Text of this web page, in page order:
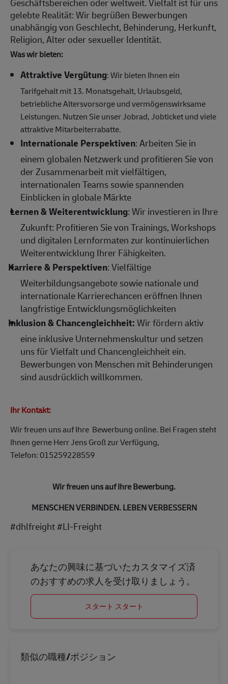
gelebte Realität: Wir begrüßen Bewerbungen
unabhängig von Geschlecht, Behinderung, Herkunft,
Religion, Alter oder sexueller Identität.
Was wir bieten:
Attraktive Vergütung: Wir bieten Ihnen ein
Tarifgehalt mit 13. Monatsgehalt, Urlaubsgeld,
betriebliche Altersvorsorge und vermögenswirksame
Leistungen. Nutzen Sie unser Jobrad, Jobticket und viele
attraktive Mitarbeiterrabatte.
Internationale Perspektiven: Arbeiten Sie in
einem globalen Netzwerk und profitieren Sie von
der Zusammenarbeit mit vielfältigen,
internationalen Teams sowie spannenden
Einblicken in globale Märkte
Lernen & Weiterentwicklung: Wir investieren in Ihre
Zukunft: Profitieren Sie von Trainings, Workshops
und digitalen Lernformaten zur kontinuierlichen
Weiterentwicklung Ihrer Fähigkeiten.
Karriere & Perspektiven: Vielfältige
Weiterbildungsangebote sowie nationale und
internationale Karrierechancen eröffnen Ihnen
langfristige Entwicklungsmöglichkeiten
Inklusion & Chancengleichheit:Wir fördern aktiv
eine inklusive Unternehmenskultur und setzen
uns für Vielfalt und Chancengleichheit ein.
Bewerbungen von Menschen mit Behinderungen
sind ausdrücklich willkommen.
Ihr Kontakt:
Wir freuen uns auf Ihre Bewerbung online. Bei Fragen steht
Ihnen gerne Herr Jens Groß zur Verfügung,
Telefon: 015259228559
Wir freuen uns auf Ihre Bewerbung.
MENSCHEN VERBINDEN. LEBEN VERBESSERN
#dhlfreight #LI-Freight
あなたの興味に基づいたカスタマイズ済
のおすすめの求人を受け取りましょう。
スタート スタート
類似の職種/ポジション